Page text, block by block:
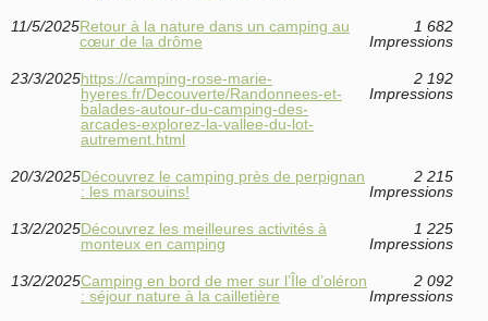
11/5/2025Retour à la nature dans un camping au
cœur de la drôme
1 682
Impressions
23/3/2025https://camping-rose-marie-
hyeres.fr/Decouverte/Randonnees-et-
balades-autour-du-camping-des-
arcades-explorez-la-vallee-du-lot-
autrement.html
2 192
Impressions
20/3/2025Découvrez le camping près de perpignan
: les marsouins!
2 215
Impressions
13/2/2025Découvrez les meilleures activités à
monteux en camping
1 225
Impressions
13/2/2025Camping en bord de mer sur l’Île d’oléron
: séjour nature à la cailletière
2 092
Impressions